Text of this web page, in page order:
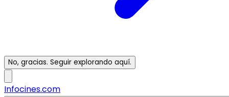
No, gracias. Seguir explorando aquí.
Infocines.com